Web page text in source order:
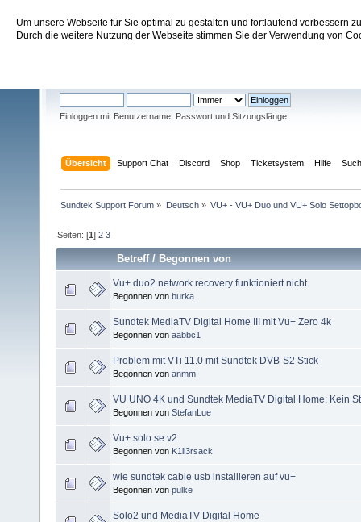
Um unsere Webseite für Sie optimal zu gestalten und fortlaufend verbessern
Durch die weitere Nutzung der Webseite stimmen Sie der Verwendung von
Sundtek Support Forum
Einloggen mit Benutzername, Passwort und Sitzungslänge
Übersicht Support Chat Discord Shop Ticketsystem Hilfe
Sundtek Support Forum » Deutsch» VU+ - VU+ Duo und VU+ Solo
Seiten: [1]2 3
Betreff/Begonnen von
Vu+ duo2 network recovery funktioniert nicht.
Begonnen von burka
Sundtek MediaTV Digital Home III mit Vu+ Zero 4k
Begonnen von aabbc1
Problem mit VTi 11.0 mit Sundtek DVB-S2 Stick
Begonnen von anmm
VU UNO 4K und Sundtek MediaTV Digital Home: Kein
Begonnen von StefanLue
Vu+ solo se v2
Begonnen von K1ll3rsack
wie sundtek cable usb installieren auf vu+
Begonnen von pulke
Solo2 und MediaTV Digital Home